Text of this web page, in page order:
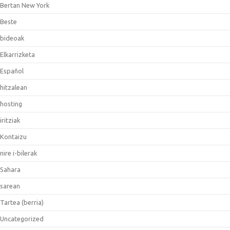
Bertan New York
Beste
bideoak
Elkarrizketa
Español
hitzalean
hosting
iritziak
Kontaizu
nire i-bilerak
Sahara
sarean
Tartea (berria)
Uncategorized